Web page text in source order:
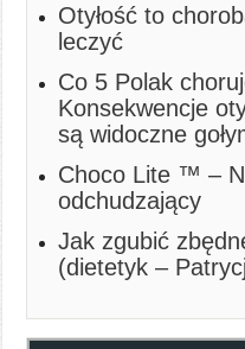
Otyłość to
leczyć
Co 5 Polak
Konsekwencje
są widoczne
Choco Lite ™ –
odchudzający
Jak zgubić
(dietetyk –